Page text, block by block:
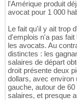
l'Amérique produit
avocat pour 1 000
Le fait qu'il y ait trop
d'emplois n'a pas
les avocats. Au
distinctes : les
salaires de départ
droit présente deux
dollars, avec environ
gauche, autour de
salaires, et presque